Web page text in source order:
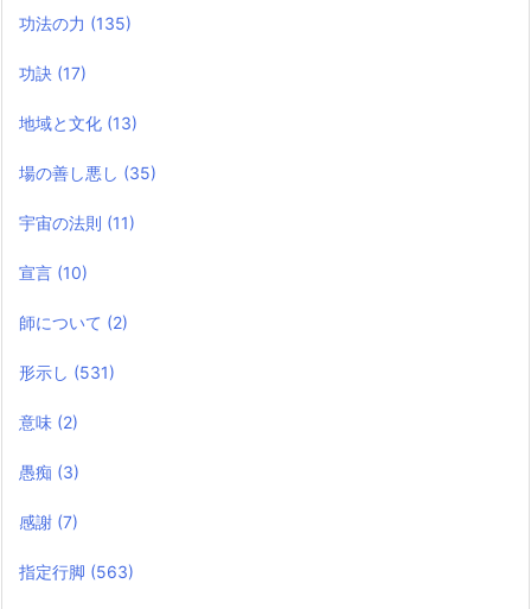
功法の力 (135)
功訣 (17)
地域と文化 (13)
場の善し悪し (35)
宇宙の法則 (11)
宣言 (10)
師について (2)
形示し (531)
意味 (2)
愚痴 (3)
感謝 (7)
指定行脚 (563)